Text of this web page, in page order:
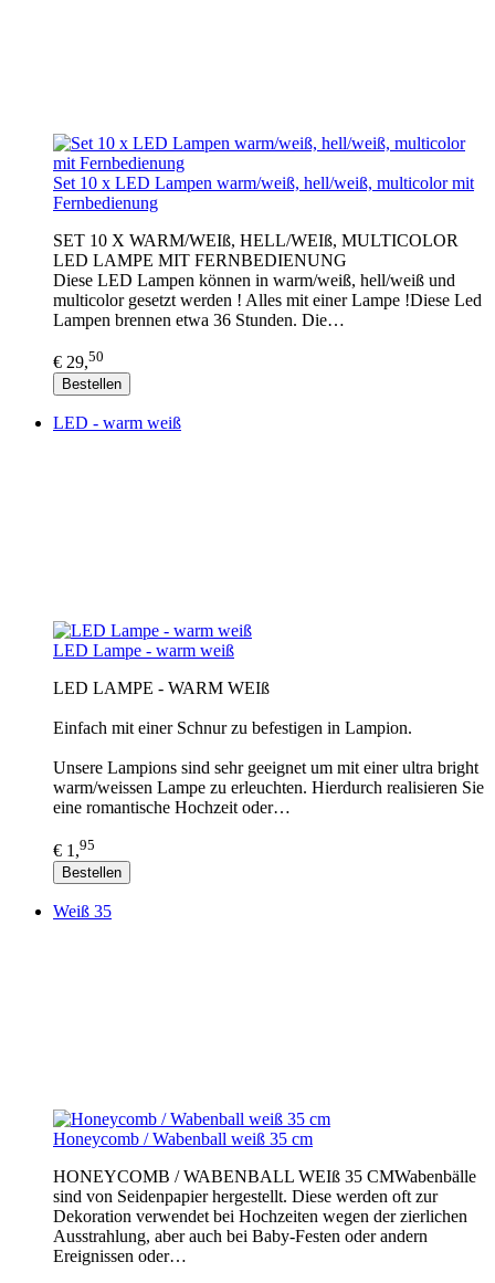
Set 10 x LED Lampen warm/weiß, hell/weiß, multicolor mit
Fernbedienung
SET 10 X WARM/WEIß, HELL/WEIß, MULTICOLOR
LED LAMPE MIT FERNBEDIENUNG
Diese LED Lampen können in warm/weiß, hell/weiß und
multicolor gesetzt werden ! Alles mit einer Lampe !Diese Led
Lampen brennen etwa 36 Stunden. Die…
€ 29,50
Bestellen
LED - warm weiß
LED Lampe - warm weiß
LED LAMPE - WARM WEIß
Einfach mit einer Schnur zu befestigen in Lampion.
Unsere Lampions sind sehr geeignet um mit einer ultra bright
warm/weissen Lampe zu erleuchten. Hierdurch realisieren Sie
eine romantische Hochzeit oder…
€ 1,95
Bestellen
Weiß 35
Honeycomb / Wabenball weiß 35 cm
HONEYCOMB / WABENBALL WEIß 35 CMWabenbälle
sind von Seidenpapier hergestellt. Diese werden oft zur
Dekoration verwendet bei Hochzeiten wegen der zierlichen
Ausstrahlung, aber auch bei Baby-Festen oder andern
Ereignissen oder…